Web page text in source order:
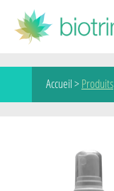
Accueil >Produits